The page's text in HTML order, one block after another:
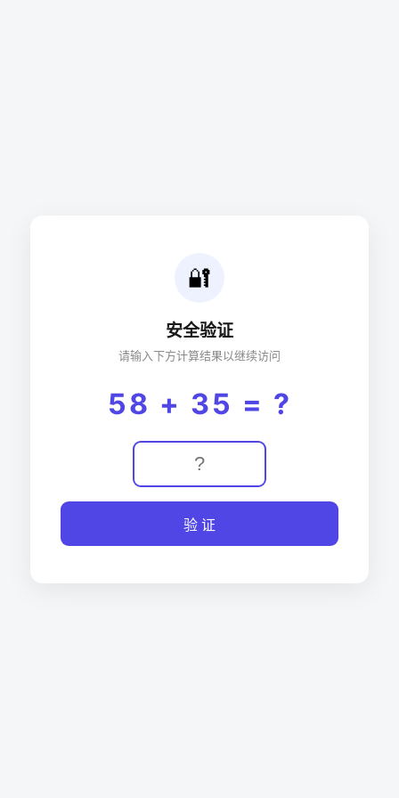
🔐
安全验证
请输入下方计算结果以继续访问
58 + 35 = ?
验 证